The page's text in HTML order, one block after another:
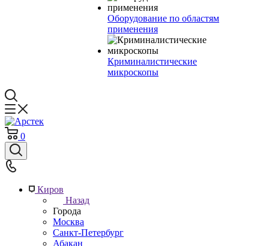
Оборудование по областям
применения
Криминалистические
микроскопы
0
Киров
Назад
Города
Москва
Санкт-Петербург
Абакан